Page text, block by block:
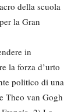
della scuola
la Gran
in
la forza d’urto
politico di una
Theo van Gogh